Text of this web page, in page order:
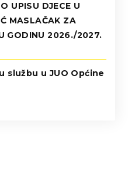
UPISU DJECE U
MASLAČAK ZA
GODINU 2026./2027.
službu u JUO Općine